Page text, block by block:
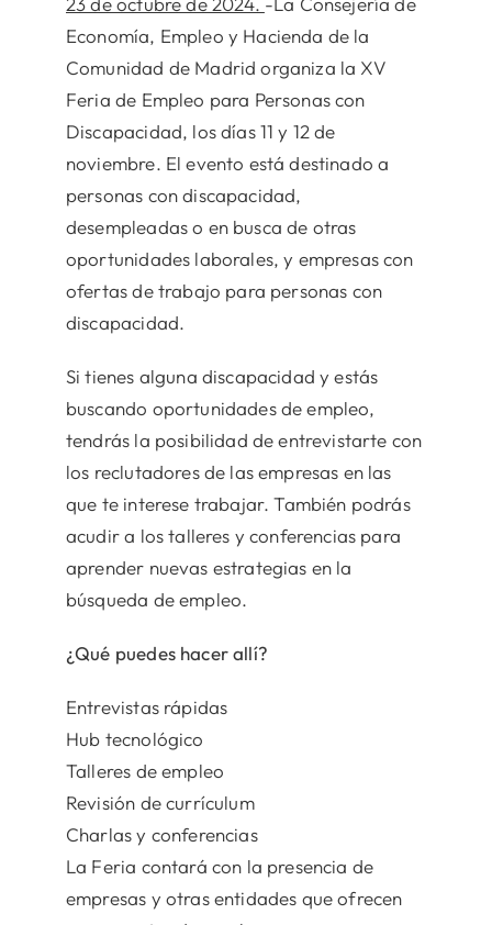
Economía, Empleo y Hacienda de la
Comunidad de Madrid organiza la XV
Feria de Empleo para Personas con
Discapacidad, los días 11 y 12 de
noviembre. El evento está destinado a
personas con discapacidad,
desempleadas o en busca de otras
oportunidades laborales, y empresas con
ofertas de trabajo para personas con
discapacidad.
Si tienes alguna discapacidad y estás
buscando oportunidades de empleo,
tendrás la posibilidad de entrevistarte con
los reclutadores de las empresas en las
que te interese trabajar. También podrás
acudir a los talleres y conferencias para
aprender nuevas estrategias en la
búsqueda de empleo.
¿Qué puedes hacer allí?
Entrevistas rápidas
Hub tecnológico
Talleres de empleo
Revisión de currículum
Charlas y conferencias
La Feria contará con la presencia de
empresas y otras entidades que ofrecen